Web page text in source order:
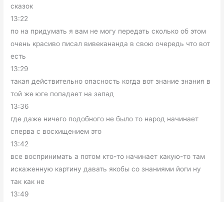
сказок
13:22
по на придумать я вам не могу передать сколько об этом
очень красиво писал вивекананда в свою очередь что вот
есть
13:29
такая действительно опасность когда вот знание знания в
той же юге попадает на запад
13:36
где даже ничего подобного не было то народ начинает
сперва с восхищением это
13:42
все воспринимать а потом кто-то начинает какую-то там
искаженную картину давать якобы со знаниями йоги ну
так как не
13:49